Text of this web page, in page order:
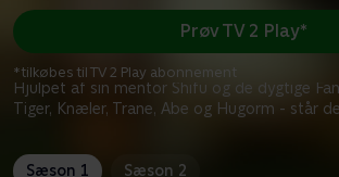
Hjulpet af sin mentor Shifu og de dygtige
Tiger, Knæler, Trane, Abe og Hugorm - står
Prøv TV 2 Play*
*tilkøbes til TV 2 Play abonnement
Sæson 1 Sæson 2